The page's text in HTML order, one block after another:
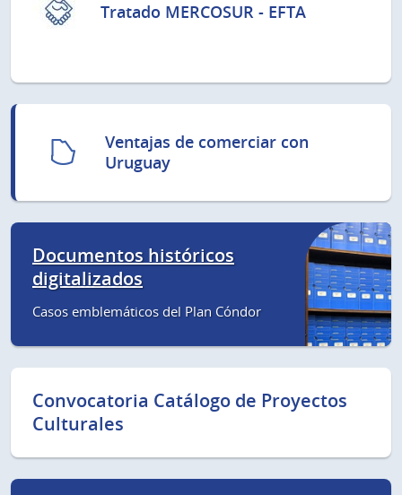
Tratado MERCOSUR - EFTA
Ventajas de comerciar con
Uruguay
Documentos históricos
digitalizados
Casos emblemáticos del Plan Cóndor
Convocatoria Catálogo de Proyectos
Culturales